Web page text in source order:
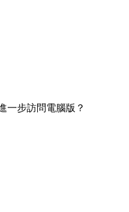
一步訪問電腦版？